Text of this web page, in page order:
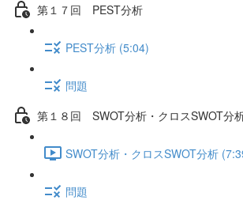
第１７回 PEST分析
PEST分析 (5:04)
問題
第１８回 SWOT分析・クロスSWOT分
SWOT分析・クロスSWOT分析
問題